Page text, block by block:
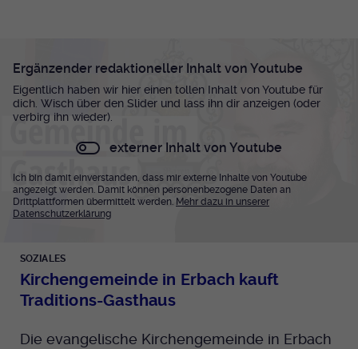
Ergänzender redaktioneller Inhalt von Youtube
Eigentlich haben wir hier einen tollen Inhalt von Youtube für
dich. Wisch über den Slider und lass ihn dir anzeigen (oder
verbirg ihn wieder).
externer Inhalt von Youtube
Ich bin damit einverstanden, dass mir externe Inhalte von Youtube
angezeigt werden. Damit können personenbezogene Daten an
Drittplattformen übermittelt werden. Mehr dazu in unserer
Datenschutzerklärung
SOZIALES
Kirchengemeinde in Erbach kauft
Traditions-Gasthaus
Die evangelische Kirchengemeinde in Erbach